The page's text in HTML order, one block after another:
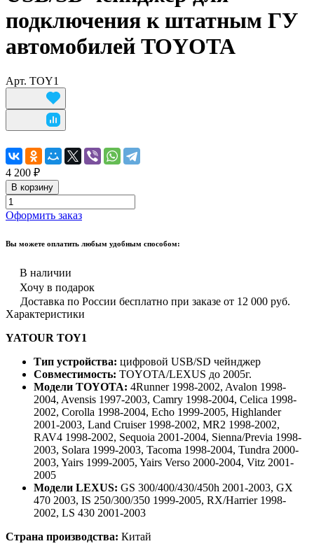
подключения к штатным ГУ
автомобилей TOYOTA
Арт. TOY1
4 200 ₽
В корзину
Оформить заказ
Вы можете оплатить любым удобным способом:
В наличии
Хочу в подарок
Доставка по России бесплатно при заказе от 12 000 руб.
Характеристики
YATOUR TOY1
Тип устройства: цифровой USB/SD чейнджер
Совместимость: TOYOTA/LEXUS до 2005г.
Модели TOYOTA: 4Runner 1998-2002, Avalon 1998-
2004, Avensis 1997-2003, Camry 1998-2004, Celica 1998-
2002, Corolla 1998-2004, Echo 1999-2005, Highlander
2001-2003, Land Cruiser 1998-2002, MR2 1998-2002,
RAV4 1998-2002, Sequoia 2001-2004, Sienna/Previa 1998-
2003, Solara 1999-2003, Tacoma 1998-2004, Tundra 2000-
2003, Yairs 1999-2005, Yairs Verso 2000-2004, Vitz 2001-
2005
Модели LEXUS: GS 300/400/430/450h 2001-2003, GX
470 2003, IS 250/300/350 1999-2005, RX/Harrier 1998-
2002, LS 430 2001-2003
Страна производства: Китай